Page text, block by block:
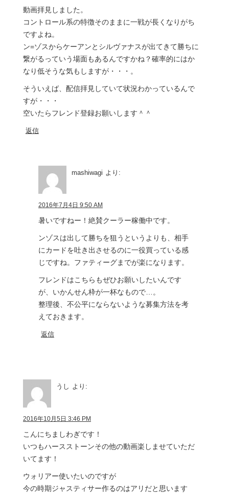
動画拝見しました。
コントロール系の特徴そのままに一戦が長くなりがち
ですよね。
ン=ゾスからケーアンとシルヴァナスが出てきて勝ちに
繋がるっていう場面もあるんですかね？確率的にはか
なり低そうな気もしますが・・・。
そういえば、配信拝見していて状況わかっているんで
すが・・・
空いたらフレンド登録お願いします＾＾
返信
mashiwagi より:
2016年7月4日 9:50 AM
暑いですねー！絶賛クーラー稼働中です。
ンゾスは出して勝ちを狙うというよりも、相手
にカードを吐き出させるのに一役買っている感
じですね。ファティーグまでが楽になります。
フレンドはこちらもぜひお願いしたいんです
が、いかんせん枠が一杯なもので…。
整理後、不公平にならないような募集方法を考
えておきます。
返信
うし より:
2016年10月5日 3:46 PM
こんにちましわぎです！
いつもハースストーンその他の動画楽しませていただ
いてます！
ウォリアー使いたいのですが
今の時期ジャスティサー作るのはアリだと思います